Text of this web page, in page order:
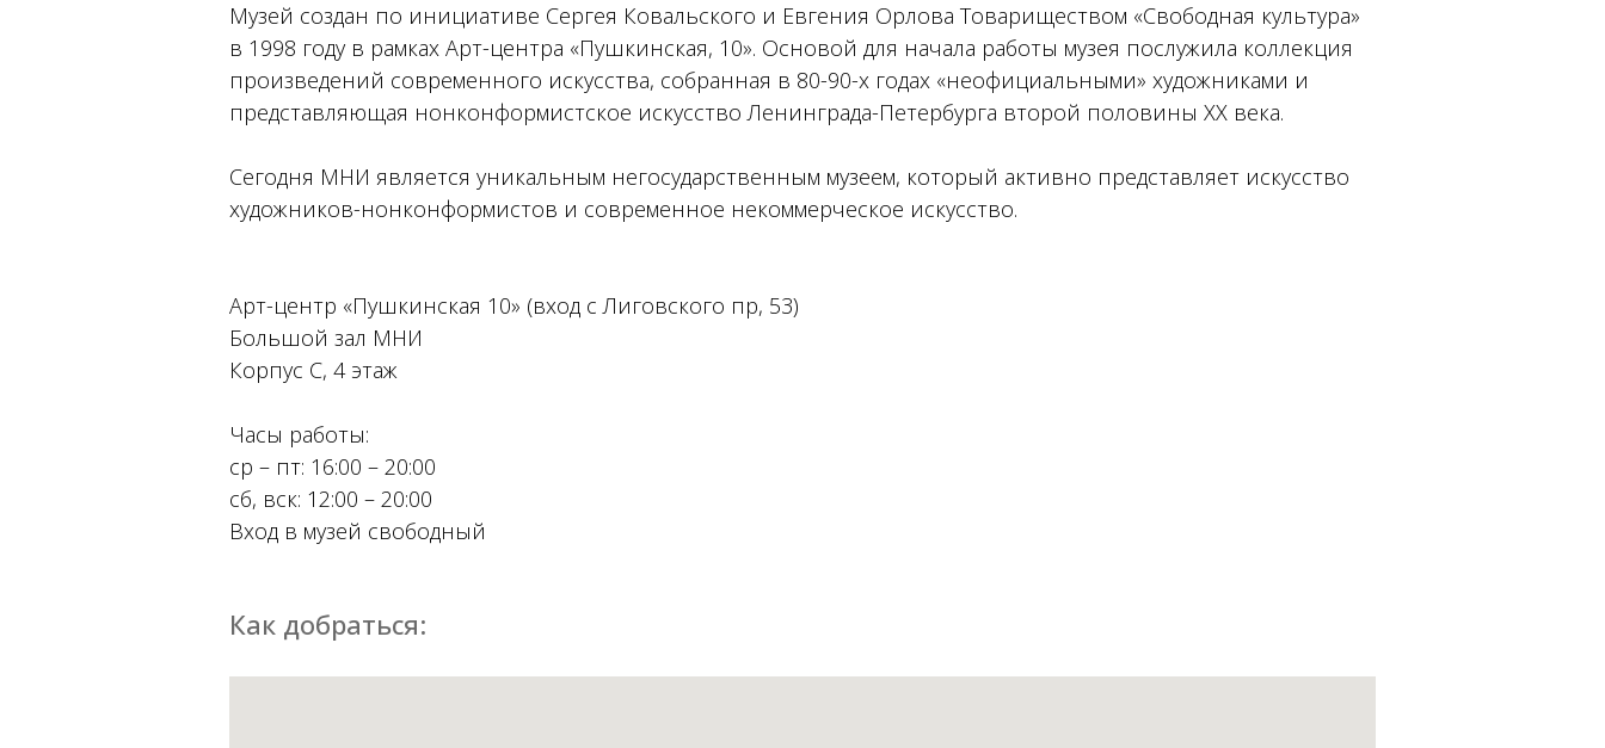
Музей создан по инициативе Сергея Ковальского и Евгения Орлова Товариществом «Свободная культура»
в 1998 году в рамках Арт-центра «Пушкинская, 10». Основой для начала работы музея послужила коллекция
произведений современного искусства, собранная в 80-90-х годах «неофициальными» художниками и
представляющая нонконформистское искусство Ленинграда-Петербурга второй половины XX века.
Сегодня МНИ является уникальным негосударственным музеем, который активно представляет искусство
художников-нонконформистов и современное некоммерческое искусство.
Арт-центр «Пушкинская 10» (вход с Лиговского пр, 53)
Большой зал МНИ
Корпус С, 4 этаж
Часы работы:
ср – пт: 16:00 – 20:00
сб, вск: 12:00 – 20:00
Вход в музей свободный
Как добраться: